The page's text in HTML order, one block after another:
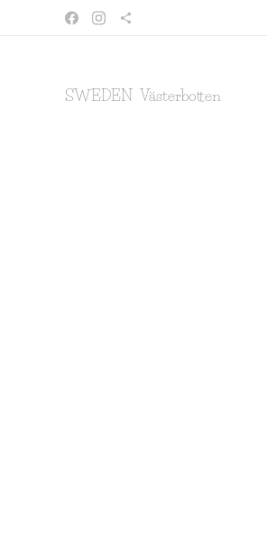
SWEDEN Västerbotten